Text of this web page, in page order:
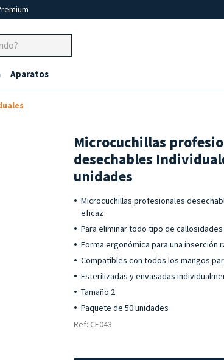
Aparatos
Microcuchillas
desechables
unidades
Microcuchillas profesionales
eficaz
Para eliminar todo tipo de
Forma ergonómica para una inserción
Compatibles con todos los mangos
Esterilizadas y envasadas
Tamaño 2
Paquete de 50 unidades
Ref: CF043